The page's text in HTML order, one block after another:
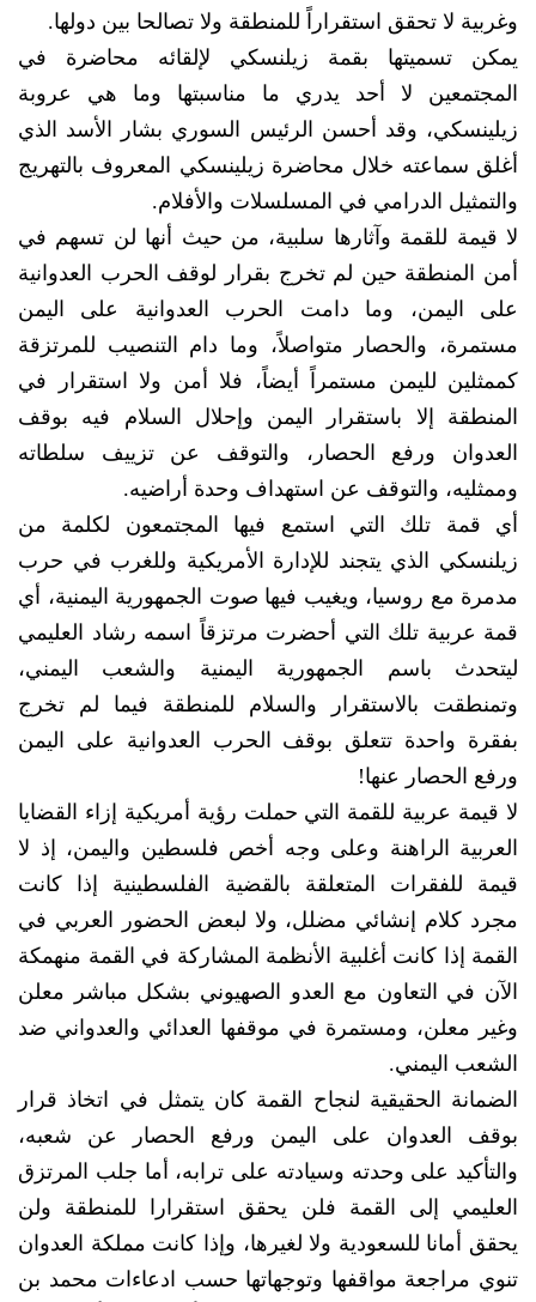
وغربية لا تحقق استقراراً للمنطقة ولا تصالحا بين دولها.
يمكن تسميتها بقمة زيلنسكي لإلقائه محاضرة في
المجتمعين لا أحد يدري ما مناسبتها وما هي عروبة
زيلينسكي، وقد أحسن الرئيس السوري بشار الأسد الذي
أغلق سماعته خلال محاضرة زيلينسكي المعروف بالتهريج
والتمثيل الدرامي في المسلسلات والأفلام.
لا قيمة للقمة وآثارها سلبية، من حيث أنها لن تسهم في
أمن المنطقة حين لم تخرج بقرار لوقف الحرب العدوانية
على اليمن، وما دامت الحرب العدوانية على اليمن
مستمرة، والحصار متواصلاً، وما دام التنصيب للمرتزقة
كممثلين لليمن مستمراً أيضاً، فلا أمن ولا استقرار في
المنطقة إلا باستقرار اليمن وإحلال السلام فيه بوقف
العدوان ورفع الحصار، والتوقف عن تزييف سلطاته
وممثليه، والتوقف عن استهداف وحدة أراضيه.
أي قمة تلك التي استمع فيها المجتمعون لكلمة من
زيلنسكي الذي يتجند للإدارة الأمريكية وللغرب في حرب
مدمرة مع روسيا، ويغيب فيها صوت الجمهورية اليمنية، أي
قمة عربية تلك التي أحضرت مرتزقاً اسمه رشاد العليمي
ليتحدث باسم الجمهورية اليمنية والشعب اليمني،
وتمنطقت بالاستقرار والسلام للمنطقة فيما لم تخرج
بفقرة واحدة تتعلق بوقف الحرب العدوانية على اليمن
ورفع الحصار عنها!
لا قيمة عربية للقمة التي حملت رؤية أمريكية إزاء القضايا
العربية الراهنة وعلى وجه أخص فلسطين واليمن، إذ لا
قيمة للفقرات المتعلقة بالقضية الفلسطينية إذا كانت
مجرد كلام إنشائي مضلل، ولا لبعض الحضور العربي في
القمة إذا كانت أغلبية الأنظمة المشاركة في القمة منهمكة
الآن في التعاون مع العدو الصهيوني بشكل مباشر معلن
وغير معلن، ومستمرة في موقفها العدائي والعدواني ضد
الشعب اليمني.
الضمانة الحقيقية لنجاح القمة كان يتمثل في اتخاذ قرار
بوقف العدوان على اليمن ورفع الحصار عن شعبه،
والتأكيد على وحدته وسيادته على ترابه، أما جلب المرتزق
العليمي إلى القمة فلن يحقق استقرارا للمنطقة ولن
يحقق أمانا للسعودية ولا لغيرها، وإذا كانت مملكة العدوان
تنوي مراجعة مواقفها وتوجهاتها حسب ادعاءات محمد بن